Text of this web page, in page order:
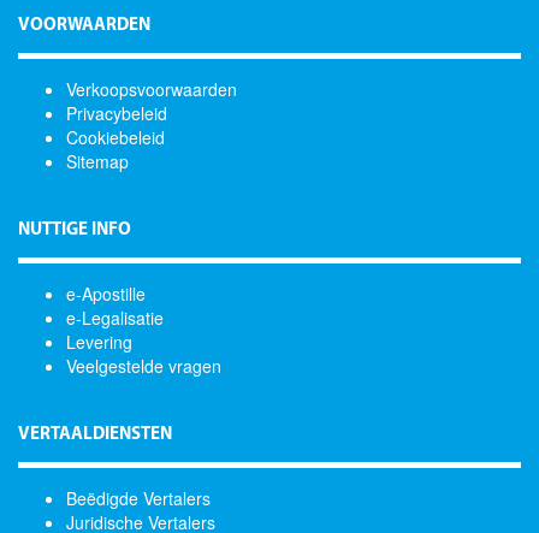
VOORWAARDEN
Verkoopsvoorwaarden
Privacybeleid
Cookiebeleid
Sitemap
NUTTIGE INFO
e-Apostille
e-Legalisatie
Levering
Veelgestelde vragen
VERTAALDIENSTEN
Beëdigde Vertalers
Juridische Vertalers